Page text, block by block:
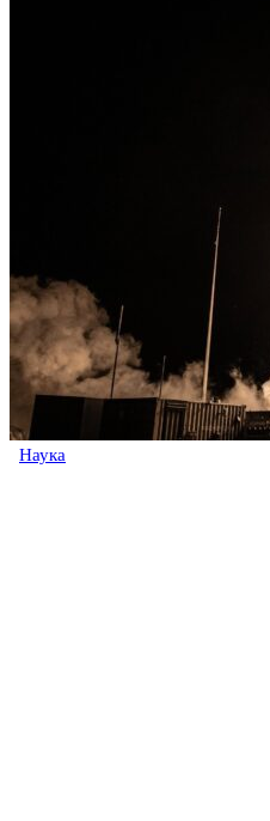
Наука